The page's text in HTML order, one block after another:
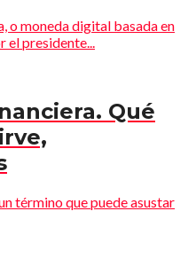
o moneda digital basada en
presidente...
Qué
término que puede asustar